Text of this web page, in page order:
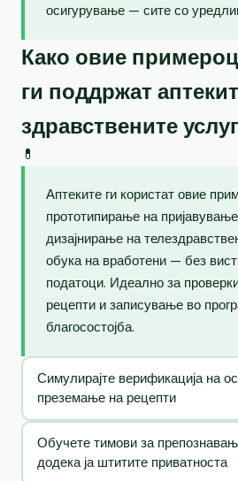
осигурување — сите со
Како овие
ги поддржат
здравствените
💊
Аптеките ги користат овие
прототипирање на
дизајнирање на
обука на вработени — без
податоци. Идеално за
рецепти и записување во
благосостојба.
Симулирајте верификација на
преземање на рецепти
Обучете тимови за
додека ја штитите приватноста